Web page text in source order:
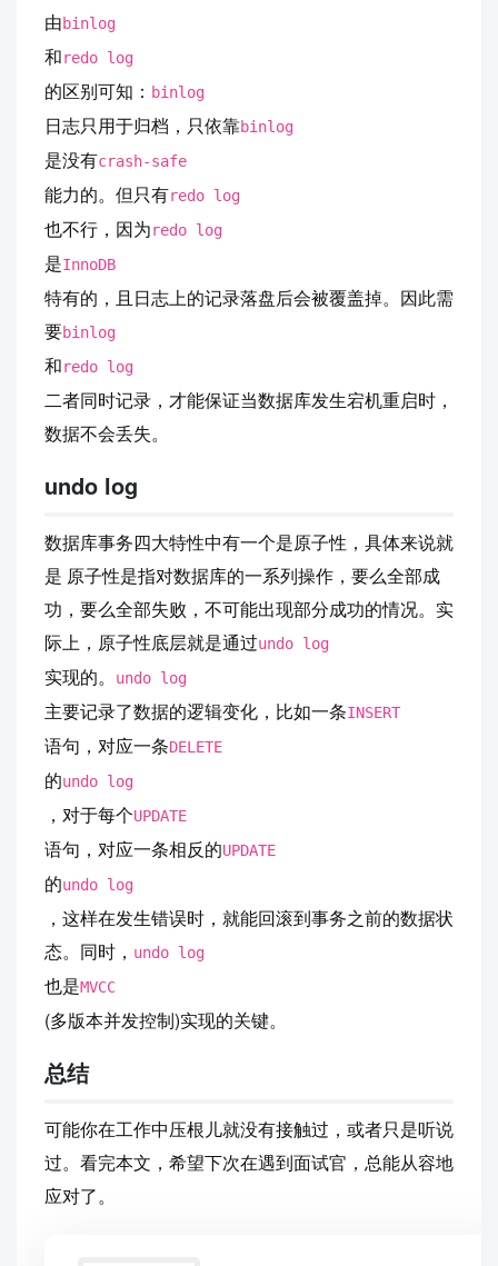
由binlog
和redo log
的区别可知： binlog
日志只用于归档，只依靠binlog
是没有crash-safe
能力的。但只有redo log
也不行，因为redo log
是InnoDB
特有的，且日志上的记录落盘后会被覆盖掉。因此需
要binlog
和redo log
二者同时记录，才能保证当数据库发生宕机重启时，
数据不会丢失。
undo log
数据库事务四大特性中有一个是原子性，具体来说就
是 原子性是指对数据库的一系列操作，要么全部成
功，要么全部失败，不可能出现部分成功的情况。实
际上，原子性底层就是通过undo log
实现的。 undo log
主要记录了数据的逻辑变化，比如一条INSERT
语句，对应一条DELETE
的undo log
，对于每个UPDATE
语句，对应一条相反的UPDATE
的undo log
，这样在发生错误时，就能回滚到事务之前的数据状
态。同时， undo log
也是MVCC
(多版本并发控制)实现的关键。
总结
可能你在工作中压根儿就没有接触过，或者只是听说
过。看完本文，希望下次在遇到面试官，总能从容地
应对了。